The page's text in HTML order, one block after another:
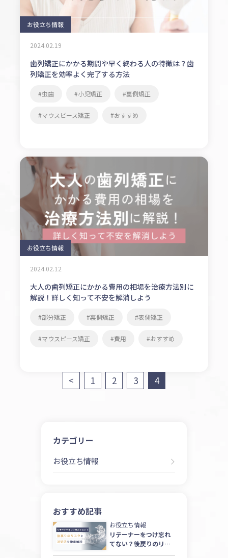
お役立ち情報
2024.02.19
歯列矯正にかかる期間や早く終わる人の特徴は？歯
列矯正を効率よく完了する方法
虫歯 小児矯正 裏側矯正
マウスピース矯正 おすすめ
お役立ち情報
2024.02.12
大人の歯列矯正にかかる費用の相場を治療方法別に
解説！詳しく知って不安を解消しよう
部分矯正 裏側矯正 表側矯正
マウスピース矯正 費用 おすすめ
投
ペ
ー
ジ
り
< 1 2 3 4
カテゴリー
お役立ち情報
おすすめ記事
お役立ち情報
リテーナーをつけ忘れ
てない？後戻りのリス